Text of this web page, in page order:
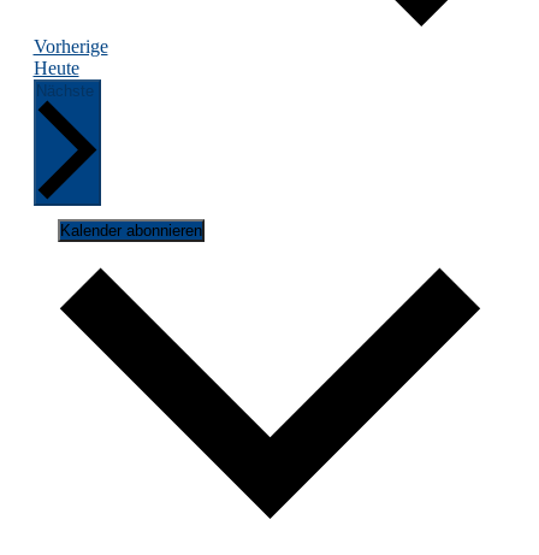
VorherigeVeranstaltungen
Heute
Nächste
Kalender abonnieren